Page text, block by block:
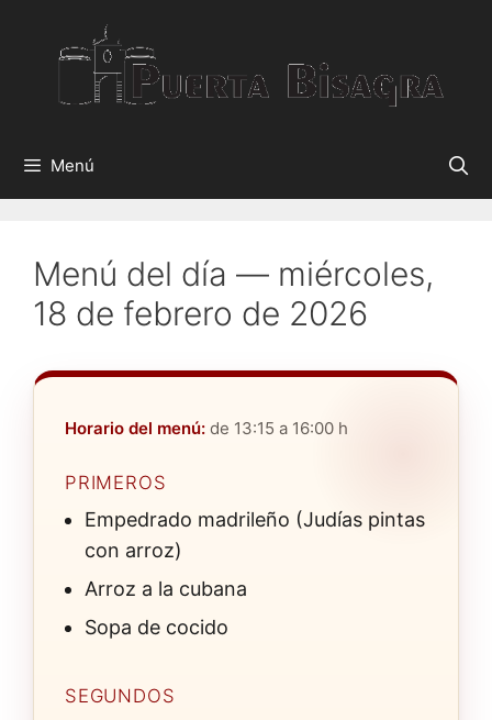
contenido
Menú
Menú del día — miércoles,
18 de febrero de 2026
Horario del menú: de 13:15 a 16:00 h
PRIMEROS
Empedrado madrileño (Judías pintas
con arroz)
Arroz a la cubana
Sopa de cocido
SEGUNDOS